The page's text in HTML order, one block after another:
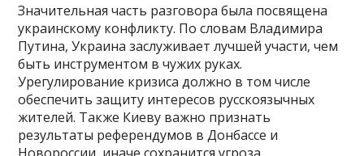
Значительная часть разговора была посвящена
украинскому конфликту. По словам Владимира
Путина, Украина заслуживает лучшей участи, чем
быть инструментом в чужих руках.
Урегулирование кризиса должно в том числе
обеспечить защиту интересов русскоязычных
жителей. Также Киеву важно признать
результаты референдумов в Донбассе и